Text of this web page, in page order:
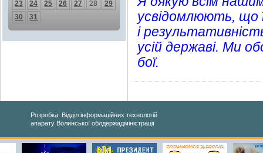
23
24 25 26 27 28
29
30
31
усвідомлюють, що
і
усій державі. Ми
бої.
Розробка: Відділ інформаційних технологій
апарату Волинської облдержадміністрації